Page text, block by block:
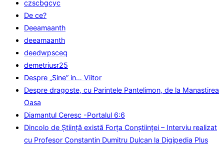
czscbgcyc
De ce?
Deeamaanth
deeamaanth
deedwpsceq
demetriusr25
Despre „Sine” in… Viitor
Despre dragoste, cu Parintele Pantelimon, de la Manastirea
Oasa
Diamantul Ceresc -Portalul 6:6
Dincolo de Știință există Forța Conștiinței – Interviu realizat
cu Profesor Constantin Dumitru Dulcan la Digipedia Plus